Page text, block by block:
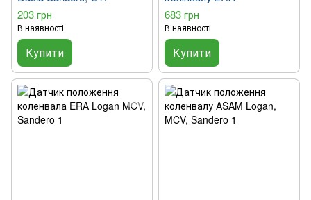
203 грн
В наявності
Купити
683 грн
В наявності
Купити